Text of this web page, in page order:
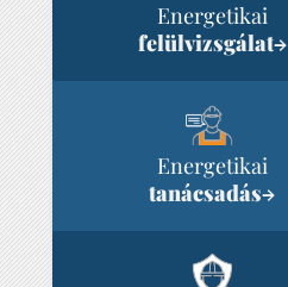
Energetikai
felülvizsgálat→
Energetikai
tanácsadás→